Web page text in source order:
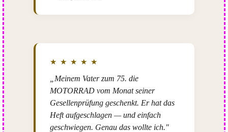
★ ★ ★ ★ ★
„Meinem Vater zum 75. die
MOTORRAD vom Monat seiner
Gesellenprüfung geschenkt. Er hat das
Heft aufgeschlagen — und einfach
geschwiegen. Genau das wollte ich."